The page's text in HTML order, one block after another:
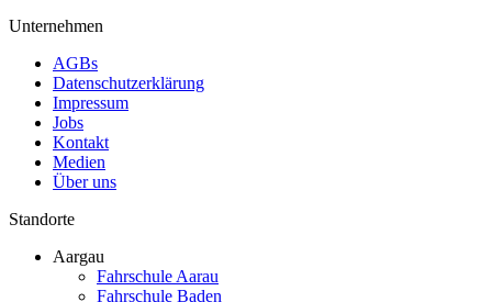
Unternehmen
AGBs
Datenschutzerklärung
Impressum
Jobs
Kontakt
Medien
Über uns
Standorte
Aargau
Fahrschule Aarau
Fahrschule Baden